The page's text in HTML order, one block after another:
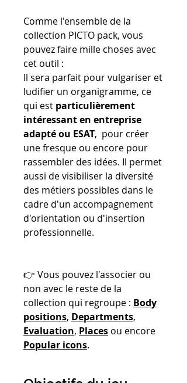
Comme l'ensemble de la
collection PICTO pack, vous
pouvez faire mille choses avec
cet outil :
Il sera parfait pour vulgariser et
ludifier un organigramme, ce
qui est particulièrement
intéressant en entreprise
adapté ou ESAT, pour créer
une fresque ou encore pour
rassembler des idées. Il permet
aussi de visibiliser la diversité
des métiers possibles dans le
cadre d'un accompagnement
d'orientation ou d'insertion
professionnelle.
👉 Vous pouvez l'associer ou
non avec le reste de la
collection qui regroupe : Body
positions, Departments,
Evaluation, Places ou encore
Popular icons.